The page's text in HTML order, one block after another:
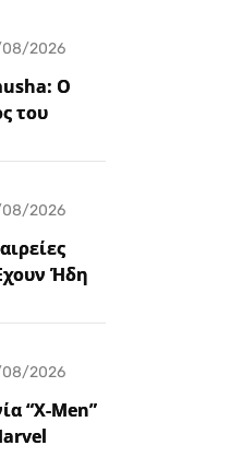
2026
Ο
του
2026
Ήδη
τους
2026
“X-Men”